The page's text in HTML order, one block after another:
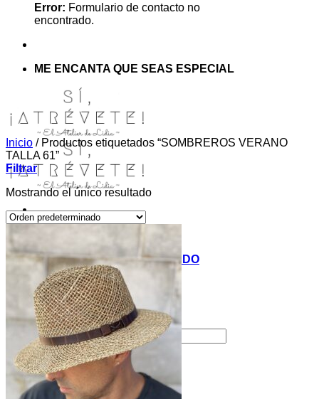
Error: Formulario de contacto no
encontrado.
ME ENCANTA QUE SEAS ESPECIAL
MIS COSITAS POR EL MUNDO
EL COMIENZO
BLOG
PAGOS
CONTACTO
Buscar por:
Acceder / Registrarse
Carrito / 0,00€
Inicio /Productos etiquetados “SOMBREROS VERANO
TALLA 61”
Filtrar
Mostrando el único resultado